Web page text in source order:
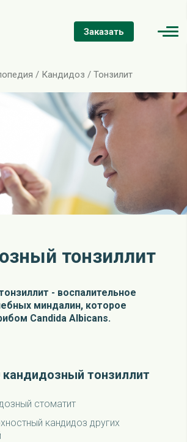
Заказать
/ Кандидоз / Тонзилит
тонзиллит
- воспалительное
миндалин, которое
Candida Albicans.
тонзиллит
стоматит
кандидоз других